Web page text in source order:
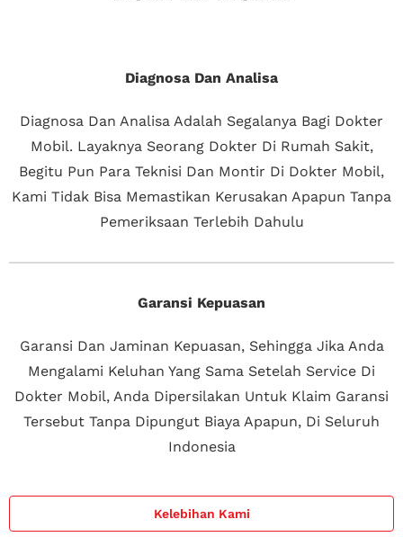
Diagnosa Dan Analisa
Diagnosa Dan Analisa Adalah Segalanya Bagi Dokter
Mobil. Layaknya Seorang Dokter Di Rumah Sakit,
Begitu Pun Para Teknisi Dan Montir Di Dokter Mobil,
Kami Tidak Bisa Memastikan Kerusakan Apapun Tanpa
Pemeriksaan Terlebih Dahulu
Garansi Kepuasan
Garansi Dan Jaminan Kepuasan, Sehingga Jika Anda
Mengalami Keluhan Yang Sama Setelah Service Di
Dokter Mobil, Anda Dipersilakan Untuk Klaim Garansi
Tersebut Tanpa Dipungut Biaya Apapun, Di Seluruh
Indonesia
Kelebihan Kami